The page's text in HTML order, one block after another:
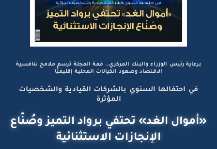
برعاية رئيس الوزراء والبنك المركزي.. قمة المجلة ترسم ملامح تنافسية
الاقتصاد وصعود الكيانات المحلية إقليميًّا
في احتفالها السنوي بالشركات القيادية والشخصيات
المؤثرة
«أموال الغد» تحتفي برواد التميز وصُنّاع
الإنجازات الاستثنائية